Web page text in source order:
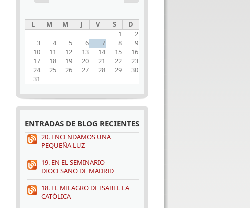
L M M J V S
D
1
2
3
4 5 6 7 8
9
10
11 12 13 14 15
16
17
18 19 20 21 22
23
24
25 26 27 28 29
30
31
ENTRADAS DE BLOG RECIENTES
20. ENCENDAMOS UNA
PEQUEÑA LUZ
19. EN EL SEMINARIO
DIOCESANO DE MADRID
18. EL MILAGRO DE ISABEL LA
CATÓLICA